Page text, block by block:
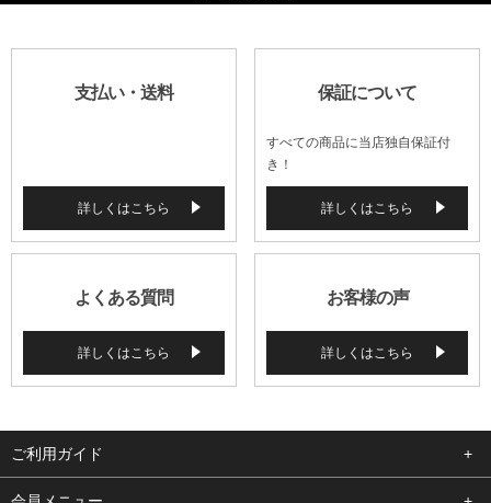
支払い・送料
詳しくはこちら
保証について
すべての商品に当店独自保証付
き！
詳しくはこちら
よくある質問
詳しくはこちら
お客様の声
詳しくはこちら
ご利用ガイド
よくある質問